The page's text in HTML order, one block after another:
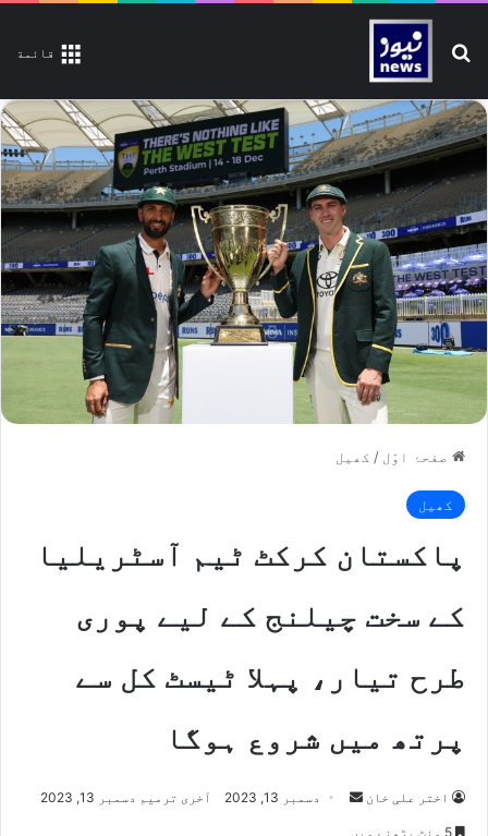
قائمة تلاش کیجیے
صفحۂ اوّل / کھیل
کھیل
پاکستان کرکٹ ٹیم آسٹریلیا
کے سخت چیلنج کے لیے پوری
طرح تیار، پہلا ٹیسٹ کل سے
پرتھ میں شروع ہوگا
اختر علی خان دسمبر 13, 2023 آخری ترمیم دسمبر 13, 2023